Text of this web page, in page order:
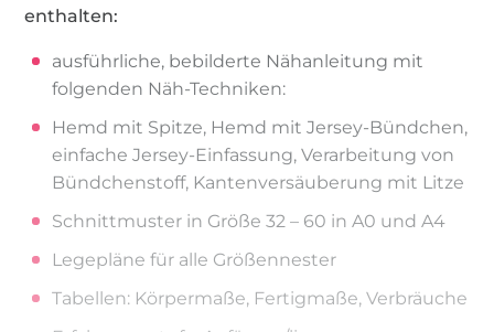
enthalten:
ausführliche, bebilderte Nähanleitung mit
folgenden Näh-Techniken:
Hemd mit Spitze, Hemd mit Jersey-Bündchen,
einfache Jersey-Einfassung, Verarbeitung von
Bündchenstoff, Kantenversäuberung mit Litze
Schnittmuster in Größe 32 – 60 in A0 und A4
Legepläne für alle Größennester
Tabellen: Körpermaße, Fertigmaße, Verbräuche